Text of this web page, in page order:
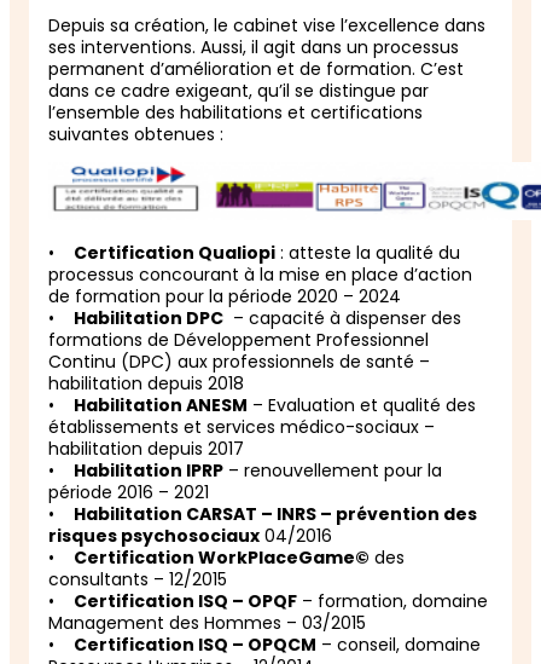
Depuis sa création, le cabinet vise l’excellence dans
ses interventions. Aussi, il agit dans un processus
permanent d’amélioration et de formation. C’est
dans ce cadre exigeant, qu’il se distingue par
l’ensemble des habilitations et certifications
suivantes obtenues :
• Certification Qualiopi : atteste la qualité du
processus concourant à la mise en place d’action
de formation pour la période 2020 – 2024
• Habilitation DPC – capacité à dispenser des
formations de Développement Professionnel
Continu (DPC) aux professionnels de santé –
habilitation depuis 2018
• Habilitation ANESM – Evaluation et qualité des
établissements et services médico-sociaux –
habilitation depuis 2017
• Habilitation IPRP – renouvellement pour la
période 2016 – 2021
• Habilitation CARSAT – INRS – prévention des
risques psychosociaux 04/2016
• Certification WorkPlaceGame© des
consultants – 12/2015
• Certification ISQ – OPQF – formation, domaine
Management des Hommes – 03/2015
• Certification ISQ – OPQCM – conseil, domaine